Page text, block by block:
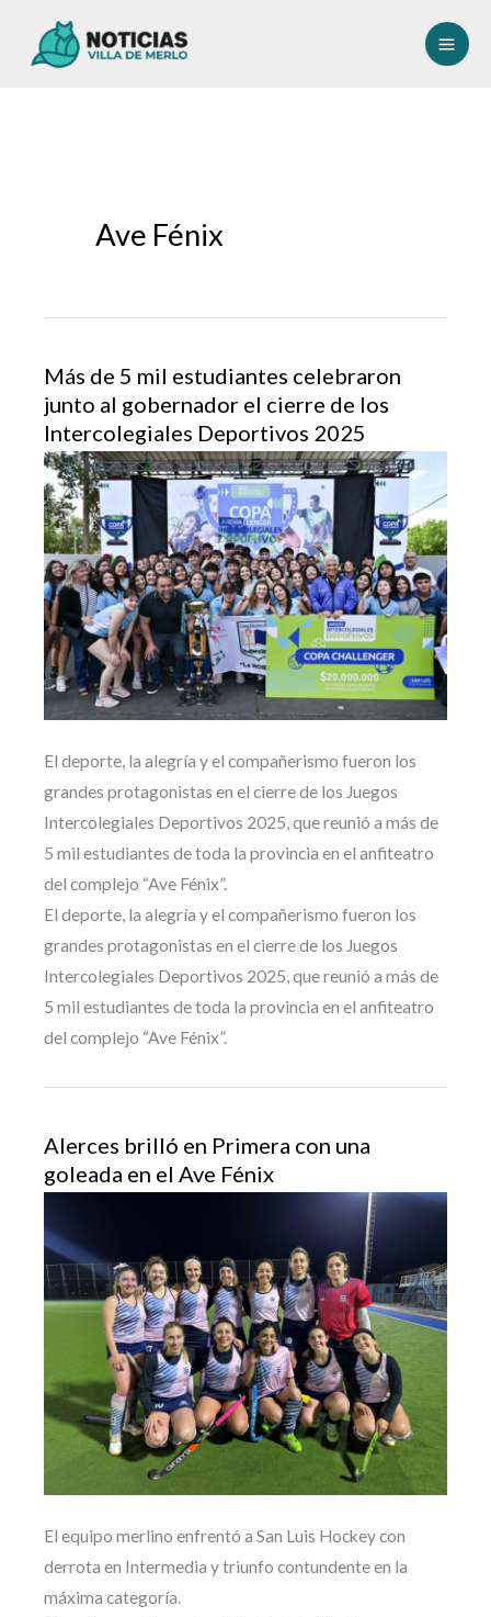
Ave Fénix
Más de 5 mil estudiantes celebraron
junto al gobernador el cierre de los
Intercolegiales Deportivos 2025
El deporte, la alegría y el compañerismo fueron los
grandes protagonistas en el cierre de los Juegos
Intercolegiales Deportivos 2025, que reunió a más de
5 mil estudiantes de toda la provincia en el anfiteatro
del complejo “Ave Fénix”.
El deporte, la alegría y el compañerismo fueron los
grandes protagonistas en el cierre de los Juegos
Intercolegiales Deportivos 2025, que reunió a más de
5 mil estudiantes de toda la provincia en el anfiteatro
del complejo “Ave Fénix”.
Alerces brilló en Primera con una
goleada en el Ave Fénix
El equipo merlino enfrentó a San Luis Hockey con
derrota en Intermedia y triunfo contundente en la
máxima categoría.